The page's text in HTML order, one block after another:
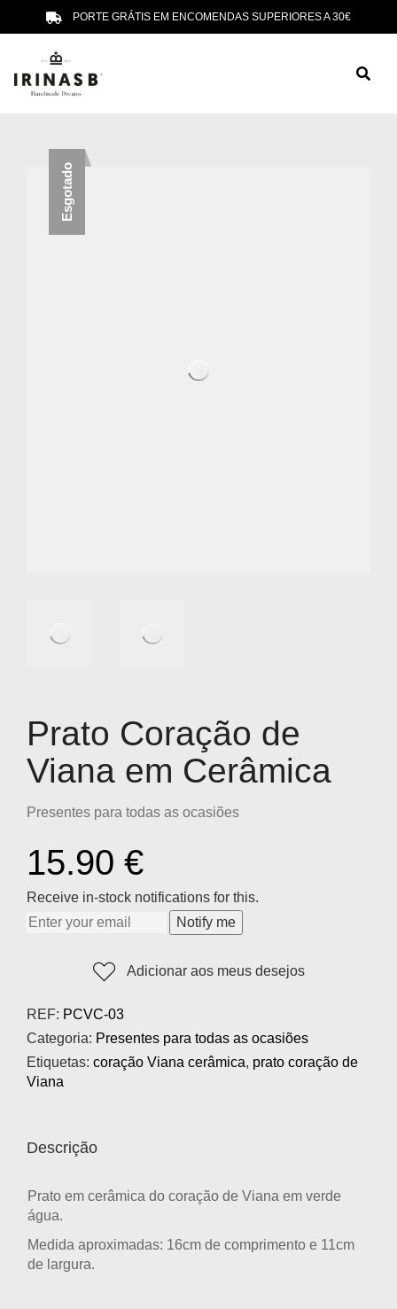
PORTE GRÁTIS EM ENCOMENDAS SUPERIORES A 30€
Esgotado
Prato Coração de
Viana em Cerâmica
Presentes para todas as ocasiões
15.90 €
Receive in-stock notifications for this.
Notify me
Adicionar aos meus desejos
REF: PCVC-03
Categoria: Presentes para todas as ocasiões
Etiquetas: coração Viana cerâmica, prato coração de
Viana
Descrição
Prato em cerâmica do coração de Viana em verde
água.
Medida aproximadas: 16cm de comprimento e 11cm
de largura.